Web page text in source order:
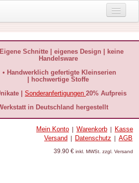
Produktinformationen
Kundeninformationen
häufige Fragen
Kontakt
Datenschutz
Schnitte | eigenes Design | keine
Handelsware
• Handwerklich gefertigte Kleinserien
| hochwertige Stoffe
| Sonderanfertigungen 20% Aufpreis
in Deutschland hergestellt
Mein Konto Warenkorb
Kasse
Versand
Datenschutz AGB
39.90 € inkl. MWSt. zzgl. Versand